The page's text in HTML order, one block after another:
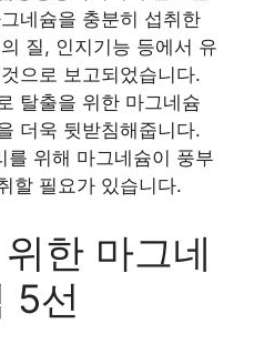
네슘을 충분히 섭취한
질, 인지기능 등에서 유
으로 보고되었습니다.
탈출을 위한 마그네슘
더욱 뒷받침해줍니다.
를 위해 마그네슘이 풍부
할 필요가 있습니다.
한 마그네
5선